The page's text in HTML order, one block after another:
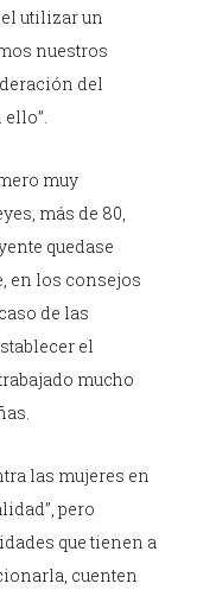
utilizar un
nuestros
del
muy
más de 80,
quedase
en los consejos
de las
el
mucho
las mujeres en
pero
que tienen a
cuenten